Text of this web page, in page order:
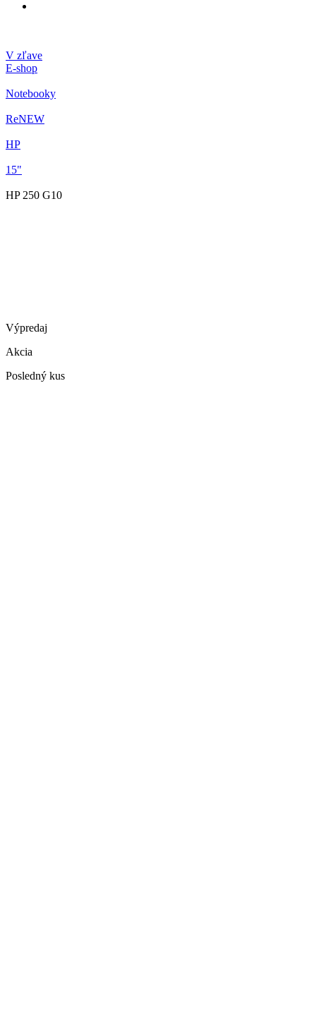
V zľave
E-shop
Notebooky
ReNEW
HP
15"
HP 250 G10
Výpredaj
Akcia
Posledný kus